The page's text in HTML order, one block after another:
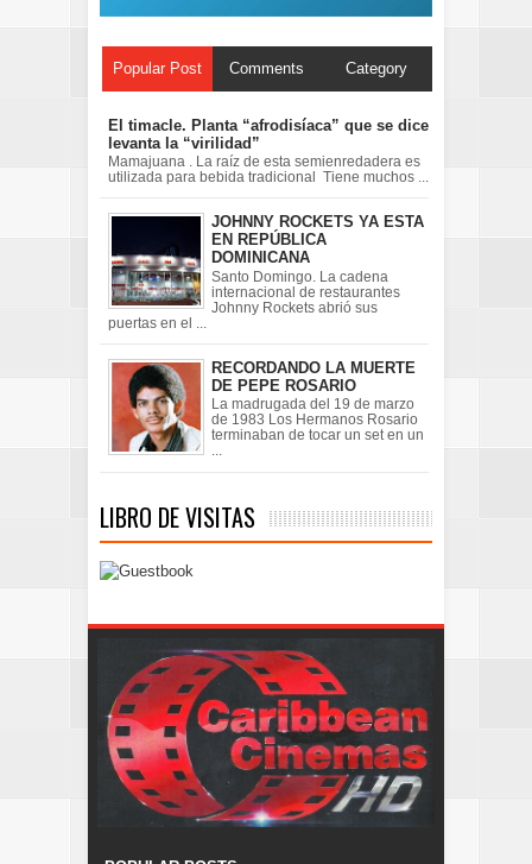
Popular Post Comments Category
El timacle. Planta “afrodisíaca” que se dice
levanta la “virilidad”
Mamajuana . La raíz de esta semienredadera es
utilizada para bebida tradicional Tiene muchos ...
JOHNNY ROCKETS YA ESTA
EN REPÚBLICA
DOMINICANA
Santo Domingo. La cadena
internacional de restaurantes
Johnny Rockets abrió sus
puertas en el ...
RECORDANDO LA MUERTE
DE PEPE ROSARIO
La madrugada del 19 de marzo
de 1983 Los Hermanos Rosario
terminaban de tocar un set en un
...
LIBRO DE VISITAS